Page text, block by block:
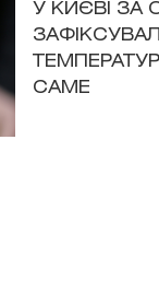
У КИЄВІ ЗА
САМЕ